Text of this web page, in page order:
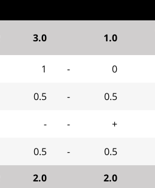
1.0
3.0
0
-
1
0.5
-
0.5
+
-
-
0.5
-
0.5
2.0
2.0